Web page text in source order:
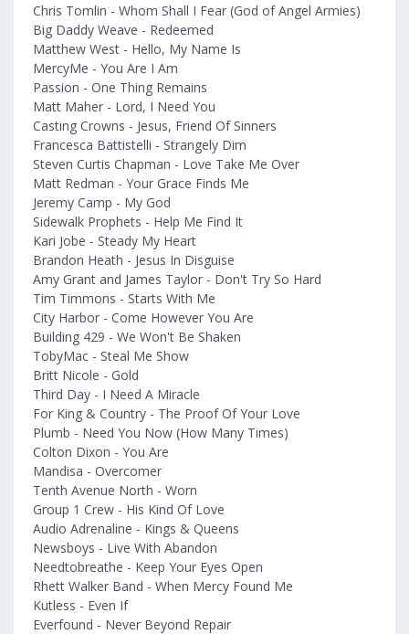
Chris Tomlin - Whom Shall I Fear (God of Angel Armies)
Big Daddy Weave - Redeemed
Matthew West - Hello, My Name Is
MercyMe - You Are I Am
Passion - One Thing Remains
Matt Maher - Lord, I Need You
Casting Crowns - Jesus, Friend Of Sinners
Francesca Battistelli - Strangely Dim
Steven Curtis Chapman - Love Take Me Over
Matt Redman - Your Grace Finds Me
Jeremy Camp - My God
Sidewalk Prophets - Help Me Find It
Kari Jobe - Steady My Heart
Brandon Heath - Jesus In Disguise
Amy Grant and James Taylor - Don't Try So Hard
Tim Timmons - Starts With Me
City Harbor - Come However You Are
Building 429 - We Won't Be Shaken
TobyMac - Steal Me Show
Britt Nicole - Gold
Third Day - I Need A Miracle
For King & Country - The Proof Of Your Love
Plumb - Need You Now (How Many Times)
Colton Dixon - You Are
Mandisa - Overcomer
Tenth Avenue North - Worn
Group 1 Crew - His Kind Of Love
Audio Adrenaline - Kings & Queens
Newsboys - Live With Abandon
Needtobreathe - Keep Your Eyes Open
Rhett Walker Band - When Mercy Found Me
Kutless - Even If
Everfound - Never Beyond Repair